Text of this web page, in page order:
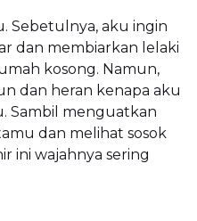
Sebetulnya, aku ingin
dan membiarkan lelaki
kosong. Namun,
dan heran kenapa aku
Sambil menguatkan
dan melihat sosok
ini wajahnya sering